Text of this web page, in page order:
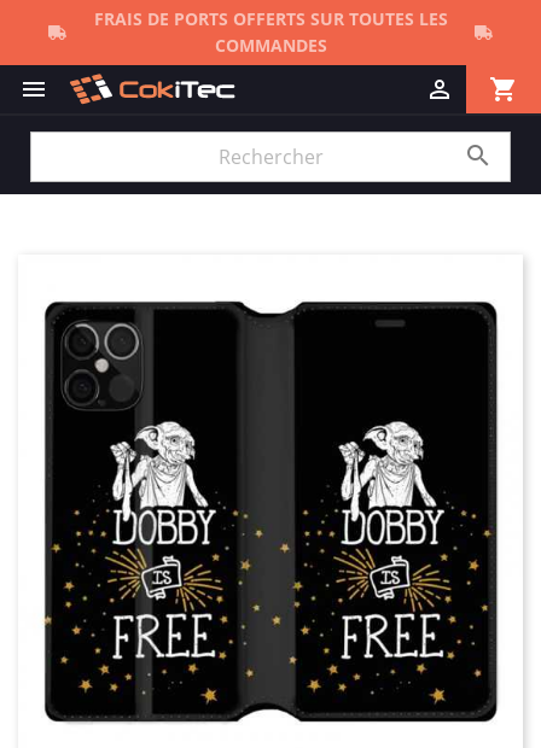
FRAIS DE PORTS OFFERTS SUR TOUTES LES
COMMANDES
 shopping_cart

